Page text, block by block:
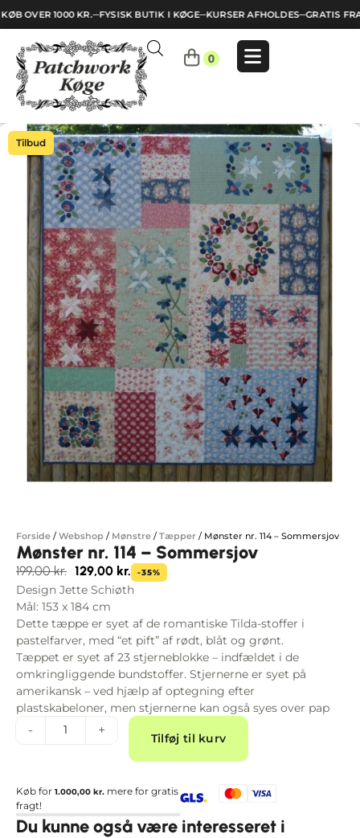
OVER 1000 KR.─FYSISK BUTIK I KØGE─KURSER AFHOLDES─GRATIS
0
Indkøbskurv
Din
kurv
tom.
Tilbud
Forside / Webshop / Mønstre / Tæpper / Mønster nr. 114 – Sommersjov
Mønster nr. 114 – Sommersjov
199,00kr. 129,00 kr. -35%
Design Jette Schiøth
Mål: 153 x 184 cm
Dette tæppe er syet af de romantiske Tilda-stoffer i
pastelfarver, med “et pift” af rødt, blåt og grønt.
Tæppet er syet af 23 stjerneblokke – indfældet i de
omkringliggende bundstoffer. Stjernerne er syet på
amerikansk – ved hjælp af optegning efter
plastskabeloner, men stjernerne kan også syes over pap
- +
Tilføj til kurv
Køb for 1.000,00 kr. mere for gratis
fragt!
Du kunne også være interesseret i